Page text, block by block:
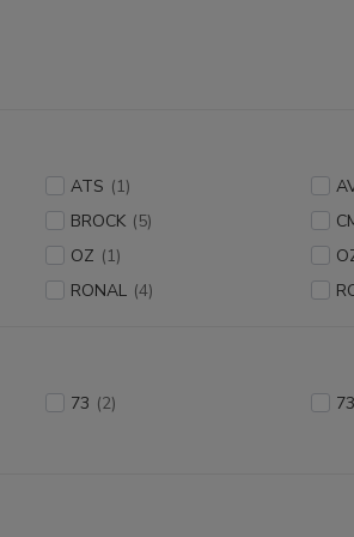
ATS (1)
BROCK (5)
OZ (1)
RONAL (4)
73 (2)